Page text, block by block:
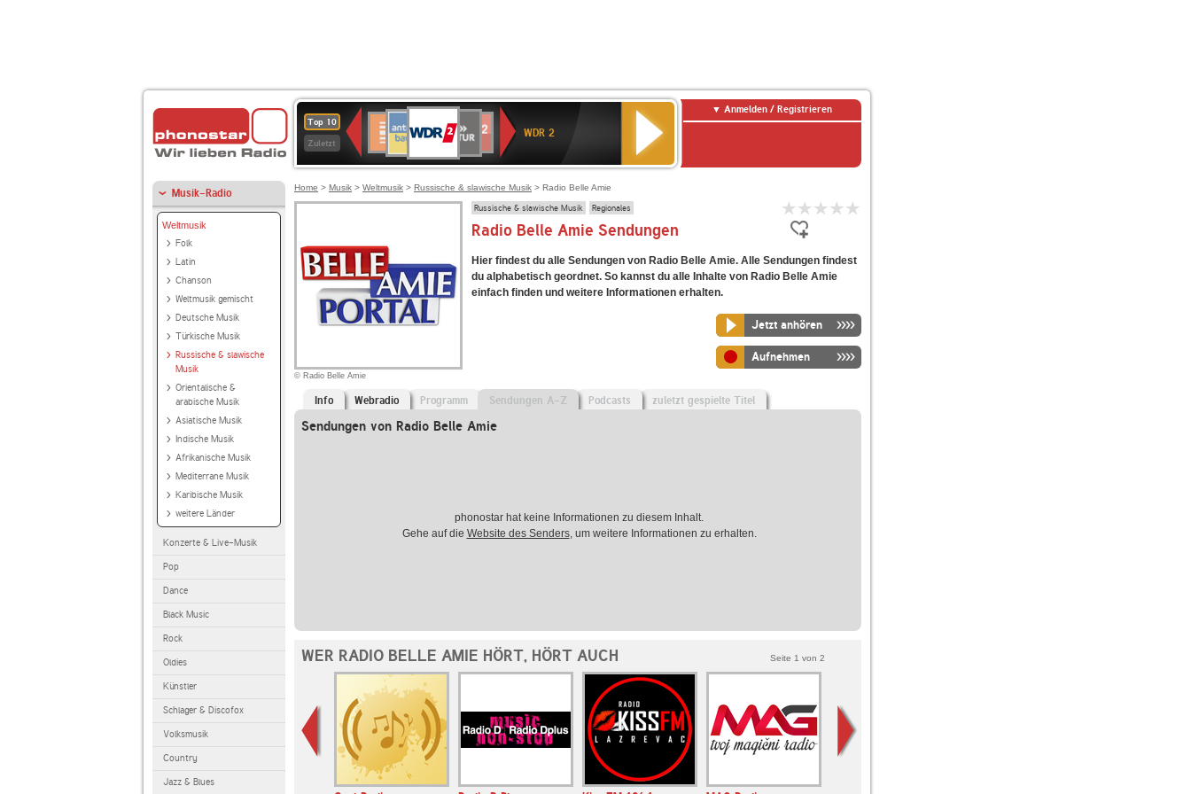
Top 10
Zuletzt
Deutschlandfunk
90er
OLDIE
ANTENNE
4
KLASSIK
Deutschlandfunk
KulturBAYERN
2
Kultur
NDR
2
WDR 2
Anmelden / Registrieren
Musik-Radio
Weltmusik
Folk
Latin
Chanson
Weltmusik gemischt
Deutsche Musik
Türkische Musik
Russische & slawische
Musik
Orientalische &
arabische Musik
Asiatische Musik
Indische Musik
Afrikanische Musik
Mediterrane Musik
Karibische Musik
weitere Länder
Konzerte & Live-Musik
Pop
Dance
Black Music
Rock
Oldies
Künstler
Schlager & Discofox
Volksmusik
Country
Jazz & Blues
Home > Musik > Weltmusik > Russische & slawische Musik > Radio Belle Amie
© Radio Belle Amie
Russische & slawische Musik Regionales
Radio Belle Amie Sendungen
Hier findest du alle Sendungen von Radio Belle Amie. Alle Sendungen findest
du alphabetisch geordnet. So kannst du alle Inhalte von Radio Belle Amie
einfach finden und weitere Informationen erhalten.
Jetzt anhören
Aufnehmen
Info Webradio Programm Sendungen A-Z Podcasts zuletzt gespielte Titel
Sendungen von Radio Belle Amie
phonostar hat keine Informationen zu diesem Inhalt.
Gehe auf die Website des Senders, um weitere Informationen zu erhalten.
WER RADIO BELLE AMIE HÖRT, HÖRT AUCH Seite 1 von 2